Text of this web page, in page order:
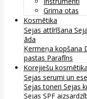
Grima otas
Kosmētika
Sejas attīrīšana
āda
Ķermeņa kopšana
pastas Parafīns
Korejiešu kosmētika
Sejas serumi un
Sejas toneri Sejas
Sejas SPF